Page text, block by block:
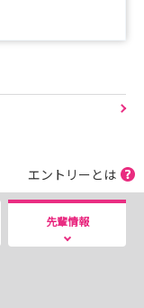
付中📍履歴書＆
当が解決しま
れますように』
エントリーとは
先輩情報